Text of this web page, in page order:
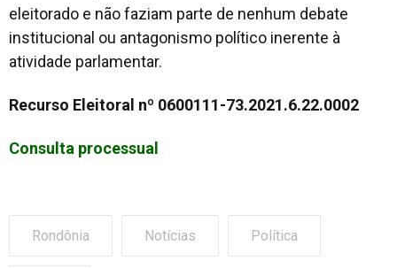
eleitorado e não faziam parte de nenhum debate
institucional ou antagonismo político inerente à
atividade parlamentar.
Recurso Eleitoral nº 0600111-73.2021.6.22.0002
Consulta processual
Rondônia Notícias Política